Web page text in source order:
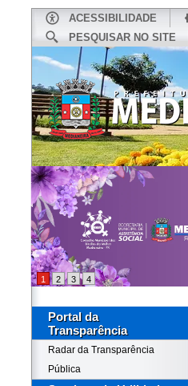
ACESSIBILIDADE
PESQUISAR NO SITE
1 2 3 4
Portal da
Transparência
Radar da Transparência
Pública